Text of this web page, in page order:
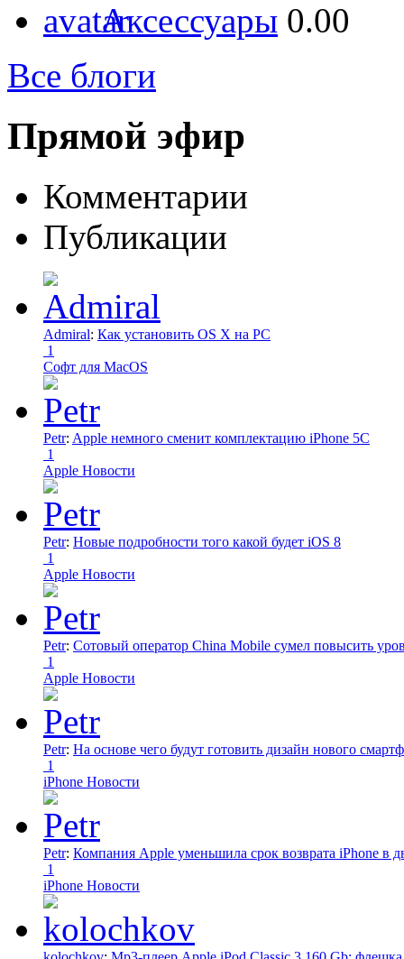
Аксессуары 0.00
Все блоги
Прямой эфир
Комментарии
Публикации
Admiral: Как установить OS X на PC
1
Софт для MacOS
Petr: Apple немного сменит комплектацию iPhone 5C
1
Apple Новости
Petr: Новые подробности того какой будет iOS 8
1
Apple Новости
Petr: Сотовый оператор China Mobile сумел повысить
1
Apple Новости
Petr: На основе чего будут готовить дизайн нового
1
iPhone Новости
Petr: Компания Apple уменьшила срок возврата iPhone в
1
iPhone Новости